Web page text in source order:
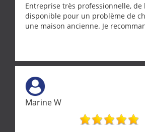
Entreprise très professionnelle, de
disponible pour un problème de
une maison ancienne. Je
Marine W